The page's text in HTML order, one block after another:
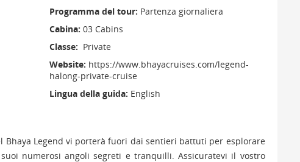
Programma del tour: Partenza giornaliera
Cabina: 03 Cabins
Classe: Private
Website: https://www.bhayacruises.com/legend-
halong-private-cruise
Lingua della guida: English
Bhaya Legend vi porterà fuori dai sentieri battuti per esplorare
numerosi angoli segreti e tranquilli. Assicuratevi il vostro